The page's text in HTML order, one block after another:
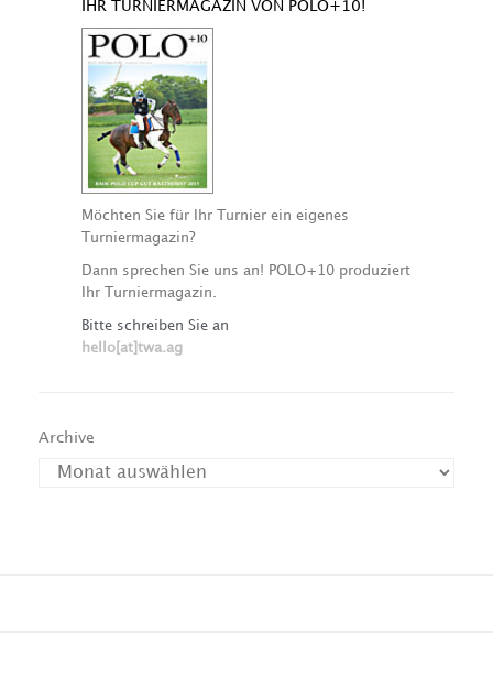
IHR TURNIERMAGAZIN VON POLO+10!
Möchten Sie für Ihr Turnier ein eigenes
Turniermagazin?
Dann sprechen Sie uns an! POLO+10 produziert
Ihr Turniermagazin.
Bitte schreiben Sie an
hello[at]twa.ag
Archive